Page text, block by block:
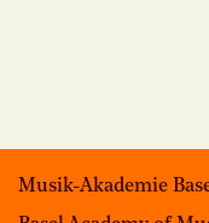
Musik-Akademie